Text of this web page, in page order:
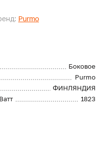
Purmo
Боковое
Purmo
ФИНЛЯНДИЯ
1823